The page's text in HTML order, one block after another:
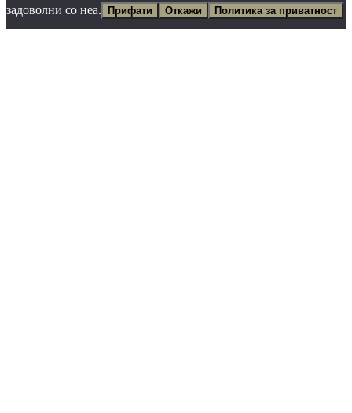
задоволни со неа.
Прифати Откажи Политика за приватност